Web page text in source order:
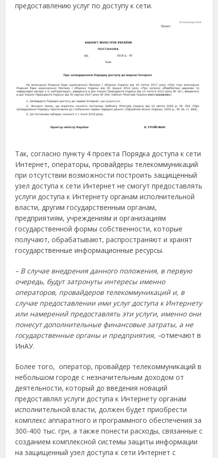
предоставлению услуг по доступу к сети.
Так, согласно пункту 4 проекта Порядка доступа к сети
Интернет, операторы, провайдеры телекоммуникаций
при отсутствии возможности построить защищенный
узел доступа к сети Интернет не смогут предоставлять
услуги доступа к Интернету органам исполнительной
власти, другим государственным органам,
предприятиям, учреждениям и организациям
государственной формы собственности, которые
получают, обрабатывают, распространяют и хранят
государственные информационные ресурсы.
– В случае внедрения данного положения, в первую
очередь, будут затронуты интересы именно
операторов, провайдеров телекоммуникаций и, в
случае предоставлении ими услуг доступа к Интернету
или намерений предоставлять эти услуги, именно они
понесут дополнительные финансовые затраты, а не
государственные органы и предприятия, –отмечают в
ИнАУ.
Более того, оператор, провайдер телекоммуникаций в
небольшом городе с незначительным доходом от
деятельности, который до введения новаций
предоставлял услуги доступа к Интернету органам
исполнительной власти, должен будет приобрести
комплекс аппаратного и программного обеспечения за
300-400 тыс. грн, а также понести расходы, связанные с
созданием комплексной системы защиты информации
на защищенный узел доступа к сети Интернет с